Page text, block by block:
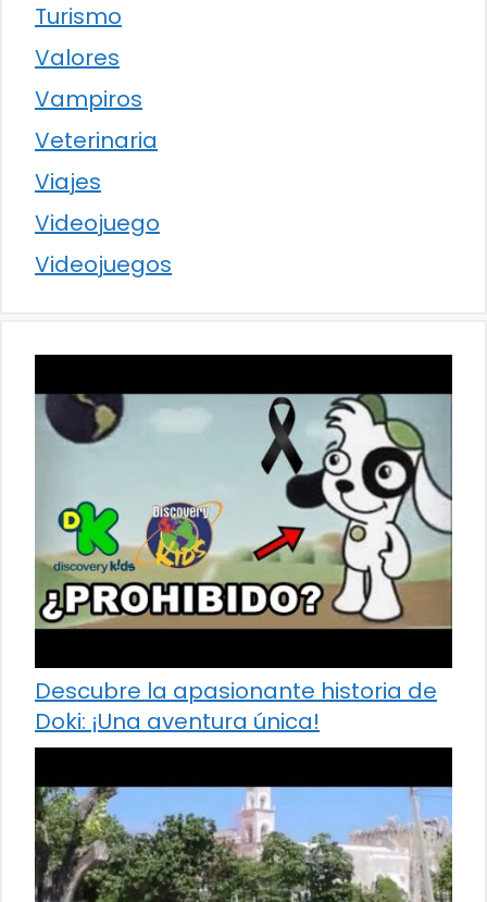
Turismo
Valores
Vampiros
Veterinaria
Viajes
Videojuego
Videojuegos
Descubre la apasionante historia de
Doki: ¡Una aventura única!